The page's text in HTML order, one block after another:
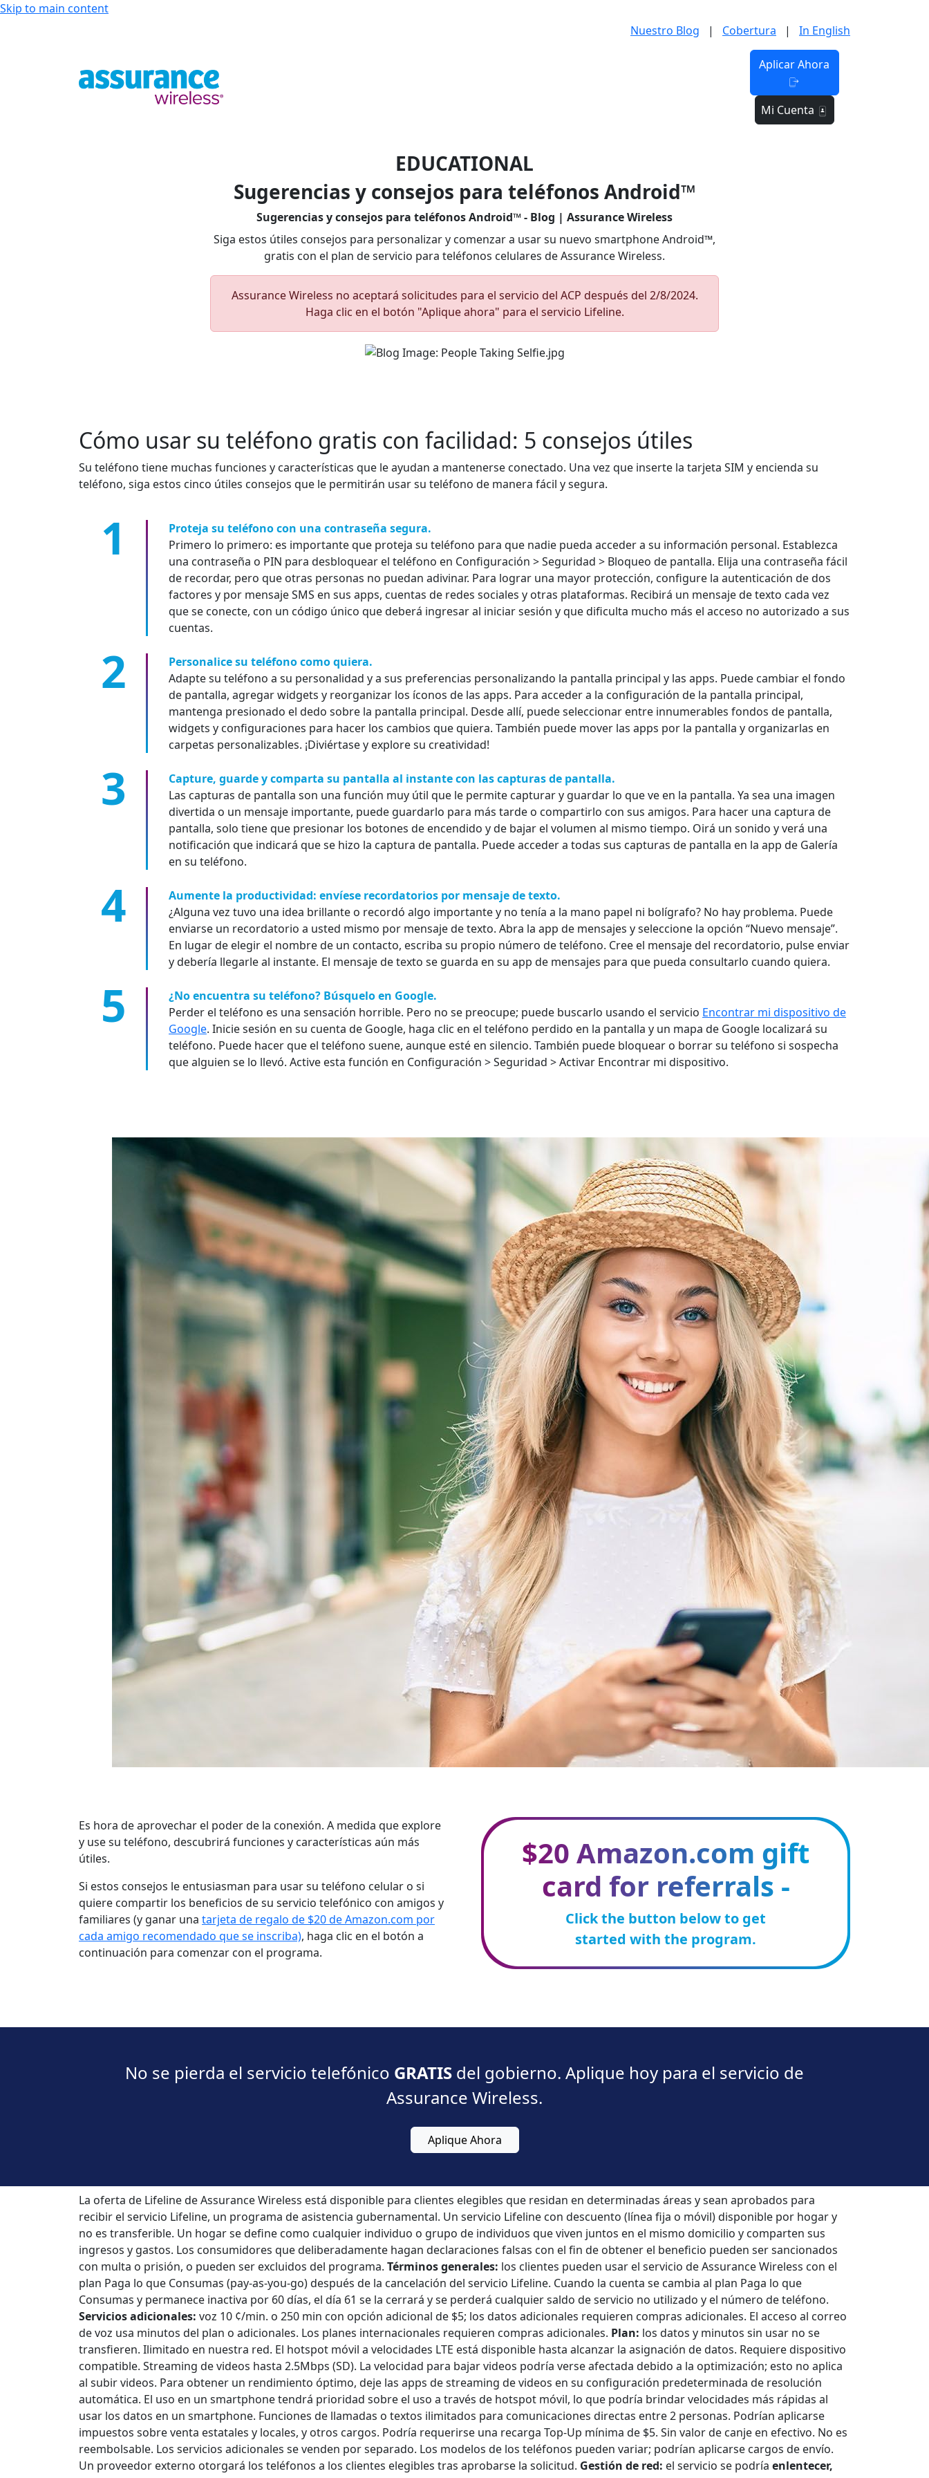
Skip to main content
Nuestro Blog | Cobertura | In English
Aplicar Ahora
Mi Cuenta
EDUCATIONAL
Sugerencias y consejos para teléfonos Android™
Sugerencias y consejos para teléfonos Android™ - Blog | Assurance Wireless
Siga estos útiles consejos para personalizar y comenzar a usar su nuevo smartphone Android™,
gratis con el plan de servicio para teléfonos celulares de Assurance Wireless.
Assurance Wireless no aceptará solicitudes para el servicio del ACP después del 2/8/2024.
Haga clic en el botón "Aplique ahora" para el servicio Lifeline.
Cómo usar su teléfono gratis con facilidad: 5 consejos útiles
Su teléfono tiene muchas funciones y características que le ayudan a mantenerse conectado. Una vez que inserte la tarjeta SIM y encienda su
teléfono, siga estos cinco útiles consejos que le permitirán usar su teléfono de manera fácil y segura.
Proteja su teléfono con una contraseña segura.
Primero lo primero: es importante que proteja su teléfono para que nadie pueda acceder a su información personal. Establezca
una contraseña o PIN para desbloquear el teléfono en Configuración > Seguridad > Bloqueo de pantalla. Elija una contraseña fácil
de recordar, pero que otras personas no puedan adivinar. Para lograr una mayor protección, configure la autenticación de dos
factores y por mensaje SMS en sus apps, cuentas de redes sociales y otras plataformas. Recibirá un mensaje de texto cada vez
que se conecte, con un código único que deberá ingresar al iniciar sesión y que dificulta mucho más el acceso no autorizado a sus
cuentas.
Personalice su teléfono como quiera.
Adapte su teléfono a su personalidad y a sus preferencias personalizando la pantalla principal y las apps. Puede cambiar el fondo
de pantalla, agregar widgets y reorganizar los íconos de las apps. Para acceder a la configuración de la pantalla principal,
mantenga presionado el dedo sobre la pantalla principal. Desde allí, puede seleccionar entre innumerables fondos de pantalla,
widgets y configuraciones para hacer los cambios que quiera. También puede mover las apps por la pantalla y organizarlas en
carpetas personalizables. ¡Diviértase y explore su creatividad!
Capture, guarde y comparta su pantalla al instante con las capturas de pantalla.
Las capturas de pantalla son una función muy útil que le permite capturar y guardar lo que ve en la pantalla. Ya sea una imagen
divertida o un mensaje importante, puede guardarlo para más tarde o compartirlo con sus amigos. Para hacer una captura de
pantalla, solo tiene que presionar los botones de encendido y de bajar el volumen al mismo tiempo. Oirá un sonido y verá una
notificación que indicará que se hizo la captura de pantalla. Puede acceder a todas sus capturas de pantalla en la app de Galería
en su teléfono.
Aumente la productividad: envíese recordatorios por mensaje de texto.
¿Alguna vez tuvo una idea brillante o recordó algo importante y no tenía a la mano papel ni bolígrafo? No hay problema. Puede
enviarse un recordatorio a usted mismo por mensaje de texto. Abra la app de mensajes y seleccione la opción “Nuevo mensaje”.
En lugar de elegir el nombre de un contacto, escriba su propio número de teléfono. Cree el mensaje del recordatorio, pulse enviar
y debería llegarle al instante. El mensaje de texto se guarda en su app de mensajes para que pueda consultarlo cuando quiera.
¿No encuentra su teléfono? Búsquelo en Google.
Perder el teléfono es una sensación horrible. Pero no se preocupe; puede buscarlo usando el servicio Encontrar mi dispositivo de
Google. Inicie sesión en su cuenta de Google, haga clic en el teléfono perdido en la pantalla y un mapa de Google localizará su
teléfono. Puede hacer que el teléfono suene, aunque esté en silencio. También puede bloquear o borrar su teléfono si sospecha
que alguien se lo llevó. Active esta función en Configuración > Seguridad > Activar Encontrar mi dispositivo.
Es hora de aprovechar el poder de la conexión. A medida que explore
y use su teléfono, descubrirá funciones y características aún más
útiles.
Si estos consejos le entusiasman para usar su teléfono celular o si
quiere compartir los beneficios de su servicio telefónico con amigos y
familiares (y ganar una tarjeta de regalo de $20 de Amazon.com por
cada amigo recomendado que se inscriba), haga clic en el botón a
continuación para comenzar con el programa.
$20 Amazon.com gift
card for referrals -
Click the button below to get
started with the program.
No se pierda el servicio telefónico GRATIS del gobierno. Aplique hoy para el servicio de
Assurance Wireless.
Aplique Ahora
La oferta de Lifeline de Assurance Wireless está disponible para clientes elegibles que residan en determinadas áreas y sean aprobados para
recibir el servicio Lifeline, un programa de asistencia gubernamental. Un servicio Lifeline con descuento (línea fija o móvil) disponible por hogar y
no es transferible. Un hogar se define como cualquier individuo o grupo de individuos que viven juntos en el mismo domicilio y comparten sus
ingresos y gastos. Los consumidores que deliberadamente hagan declaraciones falsas con el fin de obtener el beneficio pueden ser sancionados
con multa o prisión, o pueden ser excluidos del programa. Términos generales: los clientes pueden usar el servicio de Assurance Wireless con el
plan Paga lo que Consumas (pay-as-you-go) después de la cancelación del servicio Lifeline. Cuando la cuenta se cambia al plan Paga lo que
Consumas y permanece inactiva por 60 días, el día 61 se la cerrará y se perderá cualquier saldo de servicio no utilizado y el número de teléfono.
Servicios adicionales: voz 10 ¢/min. o 250 min con opción adicional de $5; los datos adicionales requieren compras adicionales. El acceso al correo
de voz usa minutos del plan o adicionales. Los planes internacionales requieren compras adicionales. Plan: los datos y minutos sin usar no se
transfieren. Ilimitado en nuestra red. El hotspot móvil a velocidades LTE está disponible hasta alcanzar la asignación de datos. Requiere dispositivo
compatible. Streaming de videos hasta 2.5Mbps (SD). La velocidad para bajar videos podría verse afectada debido a la optimización; esto no aplica
al subir videos. Para obtener un rendimiento óptimo, deje las apps de streaming de videos en su configuración predeterminada de resolución
automática. El uso en un smartphone tendrá prioridad sobre el uso a través de hotspot móvil, lo que podría brindar velocidades más rápidas al
usar los datos en un smartphone. Funciones de llamadas o textos ilimitados para comunicaciones directas entre 2 personas. Podrían aplicarse
impuestos sobre venta estatales y locales, y otros cargos. Podría requerirse una recarga Top-Up mínima de $5. Sin valor de canje en efectivo. No es
reembolsable. Los servicios adicionales se venden por separado. Los modelos de los teléfonos pueden variar; podrían aplicarse cargos de envío.
Un proveedor externo otorgará los teléfonos a los clientes elegibles tras aprobarse la solicitud. Gestión de red: el servicio se podría enlentecer,